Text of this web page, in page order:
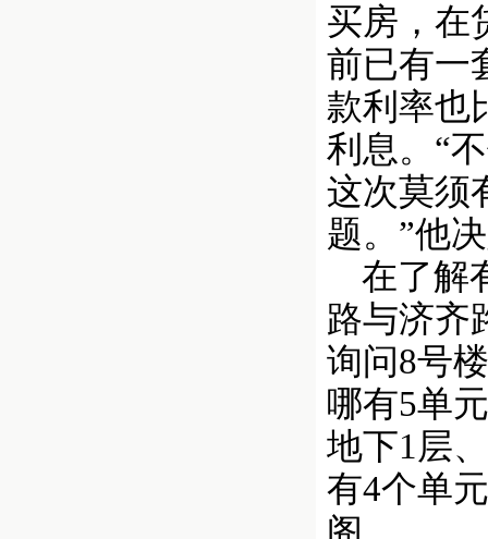
买房，在
前已有一
款利率也
利息。“
这次莫须
题。”他
在了解
路与济齐
询问8号
哪有5单
地下1层
有4个单